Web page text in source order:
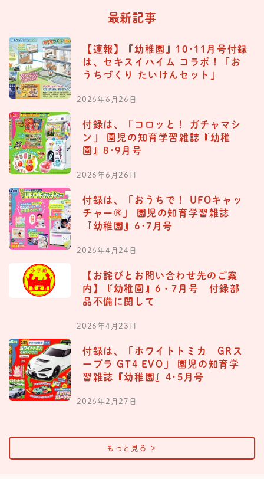
最新記事
【速報】『幼稚園』10･11月号付録
は、セキスイハイム コラボ！「お
うちづくり たいけんセット」
2026年6月26日
付録は、「コロッと！ ガチャマシ
ン」 園児の知育学習雑誌『幼稚
園』8･9月号
2026年6月26日
付録は、「おうちで！ UFOキャッ
チャー®︎」 園児の知育学習雑誌
『幼稚園』6･7月号
2026年4月24日
【お詫びとお問い合わせ先のご案
内】『幼稚園』6・7月号 付録部
品不備に関して
2026年4月23日
付録は、「ホワイトトミカ GRス
ープラ GT4 EVO」 園児の知育学
習雑誌『幼稚園』4･5月号
2026年2月27日
もっと見る ＞